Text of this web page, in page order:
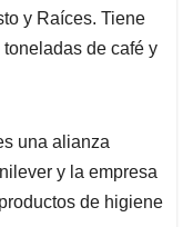
y Raíces. Tiene
de café y
una alianza
y la empresa
de higiene